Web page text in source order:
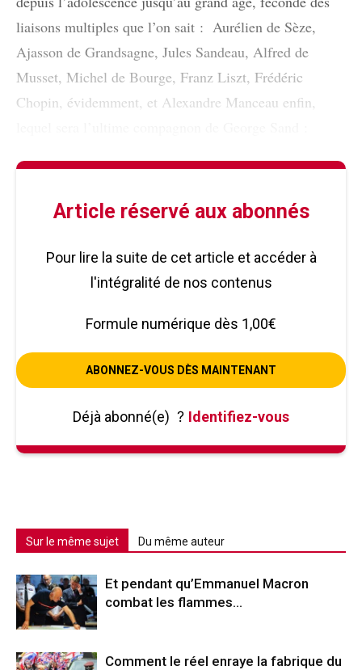
liaisons multiples que l’on sait : Aurélien de Sèze,
Ajasson de Grandsagne, Jules Sandeau, Alfred de
Musset, Michel de Bourge, Franz Liszt, Frédéric
Chopin, évidemment, et Alexandre Manceau enfin,
Article réservé aux abonnés
Pour lire la suite de cet article et accéder à
l'intégralité de nos contenus
Formule numérique dès 1,00€
ABONNEZ-VOUS DÈS MAINTENANT
Déjà abonné(e) ? Identifiez-vous
Sur le même sujet Du même auteur
Et pendant qu’Emmanuel Macron
combat les flammes…
Comment le réel enraye la fabrique du